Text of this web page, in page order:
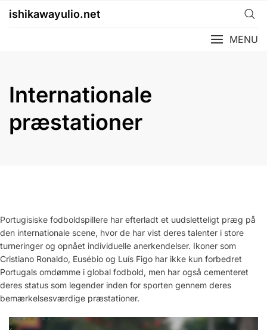
ishikawayulio.net
MENU
Internationale
præstationer
Portugisiske fodboldspillere har efterladt et uudsletteligt præg på
den internationale scene, hvor de har vist deres talenter i store
turneringer og opnået individuelle anerkendelser. Ikoner som
Cristiano Ronaldo, Eusébio og Luís Figo har ikke kun forbedret
Portugals omdømme i global fodbold, men har også cementeret
deres status som legender inden for sporten gennem deres
bemærkelsesværdige præstationer.